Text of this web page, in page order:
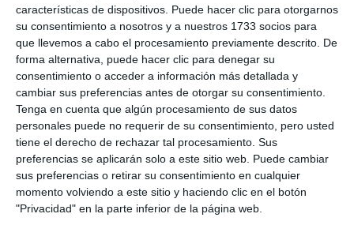
características de dispositivos. Puede hacer clic para otorgarnos
su consentimiento a nosotros y a nuestros 1733 socios para
que llevemos a cabo el procesamiento previamente descrito. De
forma alternativa, puede hacer clic para denegar su
consentimiento o acceder a información más detallada y
cambiar sus preferencias antes de otorgar su consentimiento.
Tenga en cuenta que algún procesamiento de sus datos
personales puede no requerir de su consentimiento, pero usted
tiene el derecho de rechazar tal procesamiento. Sus
preferencias se aplicarán solo a este sitio web. Puede cambiar
sus preferencias o retirar su consentimiento en cualquier
momento volviendo a este sitio y haciendo clic en el botón
"Privacidad" en la parte inferior de la página web.
ACTIVIDADES EXTRAESCOLARES COLEGIO MIJAS